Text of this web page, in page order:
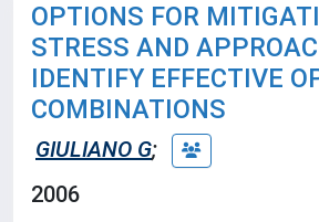
OPTIONS FOR
STRESS AND
IDENTIFY EFFECTIVE
COMBINATIONS
GIULIANO G;
2006